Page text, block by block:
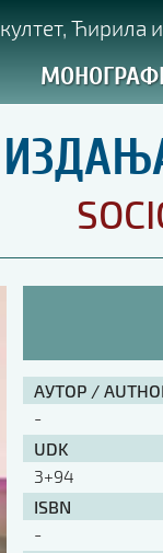
Ћирила
АУТОР /
-
UDK
3+94
ISBN
-